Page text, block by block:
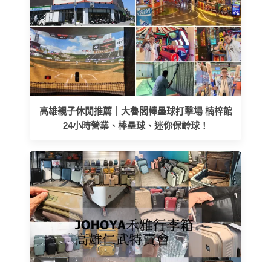
高雄親子休閒推薦｜大魯閣棒壘球打擊場 楠梓館
24小時營業、棒壘球、迷你保齡球！